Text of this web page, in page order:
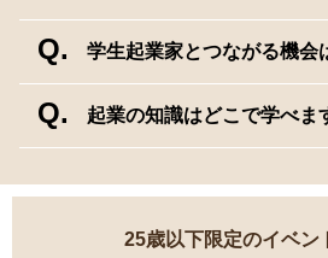
Q. 学生起業家とつながる機会
Q. 起業の知識はどこで学べま
25歳以下限定のイベン